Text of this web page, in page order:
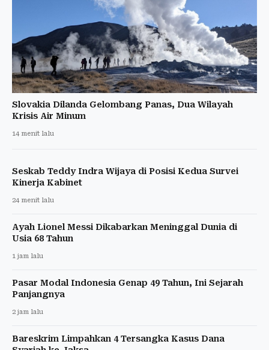
Slovakia Dilanda Gelombang Panas, Dua Wilayah
Krisis Air Minum
14 menit lalu
Seskab Teddy Indra Wijaya di Posisi Kedua Survei
Kinerja Kabinet
24 menit lalu
Ayah Lionel Messi Dikabarkan Meninggal Dunia di
Usia 68 Tahun
1 jam lalu
Pasar Modal Indonesia Genap 49 Tahun, Ini Sejarah
Panjangnya
2 jam lalu
Bareskrim Limpahkan 4 Tersangka Kasus Dana